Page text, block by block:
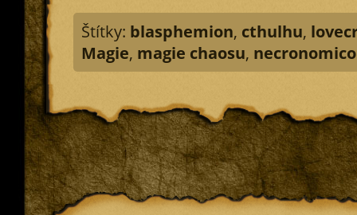
Štítky: blasphemion, cthulhu,
Magie, magie chaosu,